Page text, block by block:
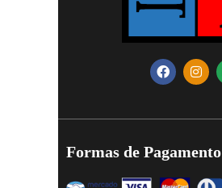
Formas de Pagamento